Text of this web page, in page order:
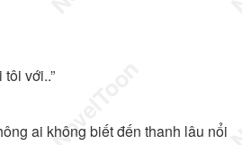
với..”
ai không biết đến thanh lâu nổi